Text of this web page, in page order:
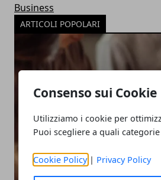
Consenso sui Cookie
Utilizziamo i cookie per
Puoi scegliere a quali
Cookie Policy| Privacy Policy
Business
ARTICOLI POPOLARI